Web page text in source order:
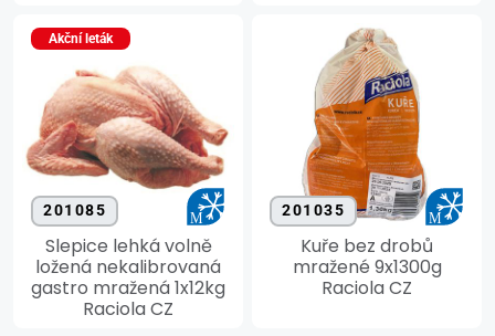
Akční leták
201085
Slepice lehká volně
ložená nekalibrovaná
gastro mražená 1x12kg
Raciola CZ
201035
Kuře bez drobů
mražené 9x1300g
Raciola CZ